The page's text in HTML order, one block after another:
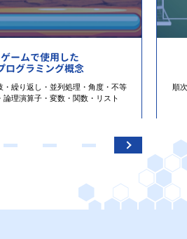
ームで使用した
ログラミング概念
・繰り返し・並列処理・角度・不等
論理演算子・変数・関数・リスト
順